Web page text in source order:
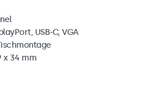
USB-C, VGA
x 34 mm